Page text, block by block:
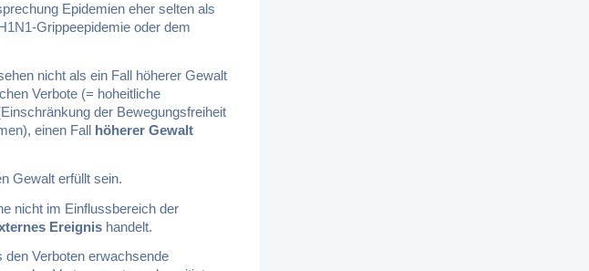
Epidemien eher selten als
Grippeepidemie oder dem
nicht als ein Fall höherer Gewalt
Verbote (= hoheitliche
der Bewegungsfreiheit
einen Fall höherer Gewalt
Gewalt erfüllt sein.
nicht im Einflussbereich der
Ereignishandelt.
Verboten erwachsende